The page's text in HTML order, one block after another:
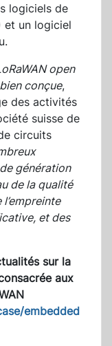
logiciels de
et un logiciel
open
conçue,
des activités
suisse de
circuits
génération
de la qualité
et des
sur la
aux
embedded